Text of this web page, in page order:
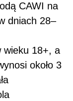
CAWI na
dniach 28–
wieku 18+, a
około 3